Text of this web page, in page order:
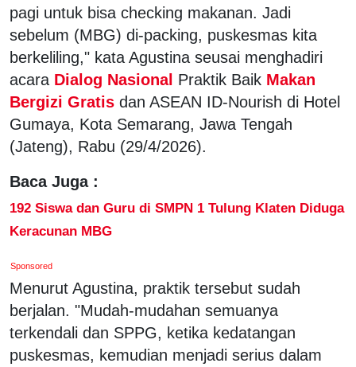
pagi untuk bisa checking makanan. Jadi
sebelum (MBG) di-packing, puskesmas kita
berkeliling," kata Agustina seusai menghadiri
acara Dialog Nasional Praktik Baik Makan
Bergizi Gratis dan ASEAN ID-Nourish di Hotel
Gumaya, Kota Semarang, Jawa Tengah
(Jateng), Rabu (29/4/2026).
Baca Juga :
192 Siswa dan Guru di SMPN 1 Tulung Klaten Diduga
Keracunan MBG
Sponsored
Menurut Agustina, praktik tersebut sudah
berjalan. "Mudah-mudahan semuanya
terkendali dan SPPG, ketika kedatangan
puskesmas, kemudian menjadi serius dalam